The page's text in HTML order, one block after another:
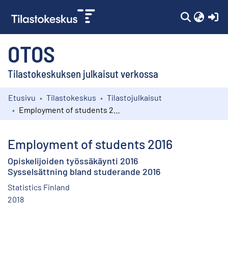
OTOS
Tilastokeskuksen julkaisut verkossa
Kokoelmat
Etusivu Tilastokeskus
Tilastojulkaisut
Employment of students 2016
Opiskelijoiden työssäkäynti 2016
Sysselsättning bland studerande 2016
Statistics Finland
2018